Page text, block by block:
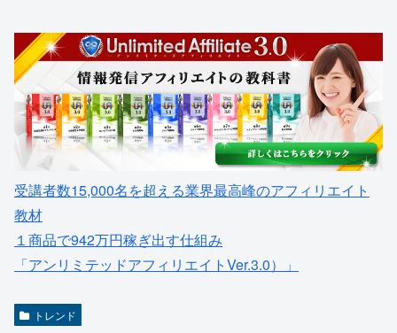
受講者数15,000名を超える業界最高峰のアフィリエイト
教材
１商品で942万円稼ぎ出す仕組み
「アンリミテッドアフィリエイトVer.3.0）」
トレンド